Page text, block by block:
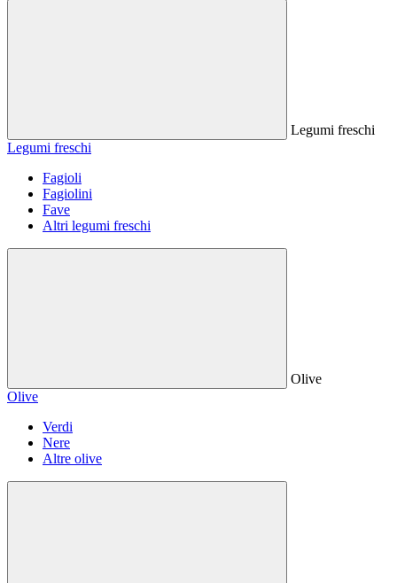
Legumi freschi
Legumi freschi
Fagioli
Fagiolini
Fave
Altri legumi freschi
Olive
Olive
Verdi
Nere
Altre olive